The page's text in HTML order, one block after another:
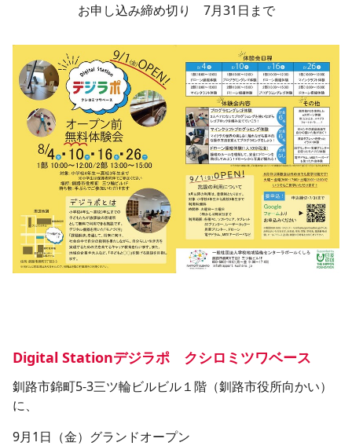
お申し込み締め切り 7月31日まで
​Digital Stationデジラポ　クシロミツワベース
釧路市錦町5-3三ツ輪ビルビル１階（釧路市役所向かい）
に、
9月1日（金）グランドオープン